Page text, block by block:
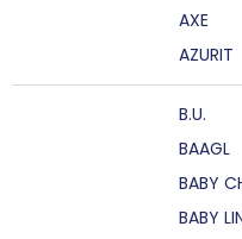
AXE
AZURIT
B.U.
BAAGL
BABY
BABY